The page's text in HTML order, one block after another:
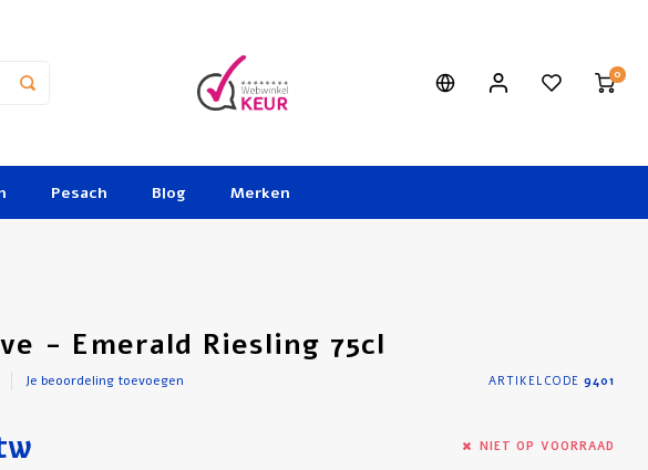
0
Pesach Blog Merken
- Emerald Riesling 75cl
Je beoordeling toevoegen ARTIKELCODE 9401
NIET OP VOORRAAD